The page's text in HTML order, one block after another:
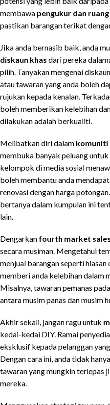
membawa pengukur dan
pastikan barangan terikat
Jika anda bernasib baik, anda
diskaun khas dari pereka
pilih. Tanyakan mengenai
atau tawaran yang anda boleh
rujukan kepada kenalan.
boleh memberikan kelebihan
dilakukan adalah berkualiti.
Melibatkan diri dalam komuniti
membuka banyak peluang
kelompok di media sosial
boleh membantu anda
renovasi dengan harga
bertanya dalam kumpulan ini
lain.
Dengarkan fourth market
secara musiman. Mengetahui
menjual barangan seperti
memberi anda kelebihan dalam
Misalnya, tawaran pemanas
antara musim panas dan musim
Akhir sekali, jangan ragu untuk
kedai-kedai DIY. Ramai
eksklusif kepada pelanggan
Dengan cara ini, anda tidak
tawaran yang mungkin terlepas
mereka.